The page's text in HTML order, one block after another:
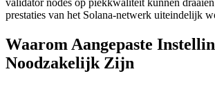
prestaties van het Solana-netwerk uiteindelijk
Waarom Aangepaste
Noodzakelijk Zijn